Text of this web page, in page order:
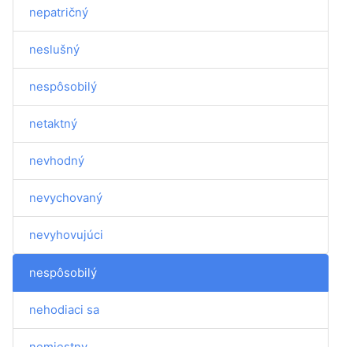
nepatričný
neslušný
nespôsobilý
netaktný
nevhodný
nevychovaný
nevyhovujúci
nespôsobilý
nehodiaci sa